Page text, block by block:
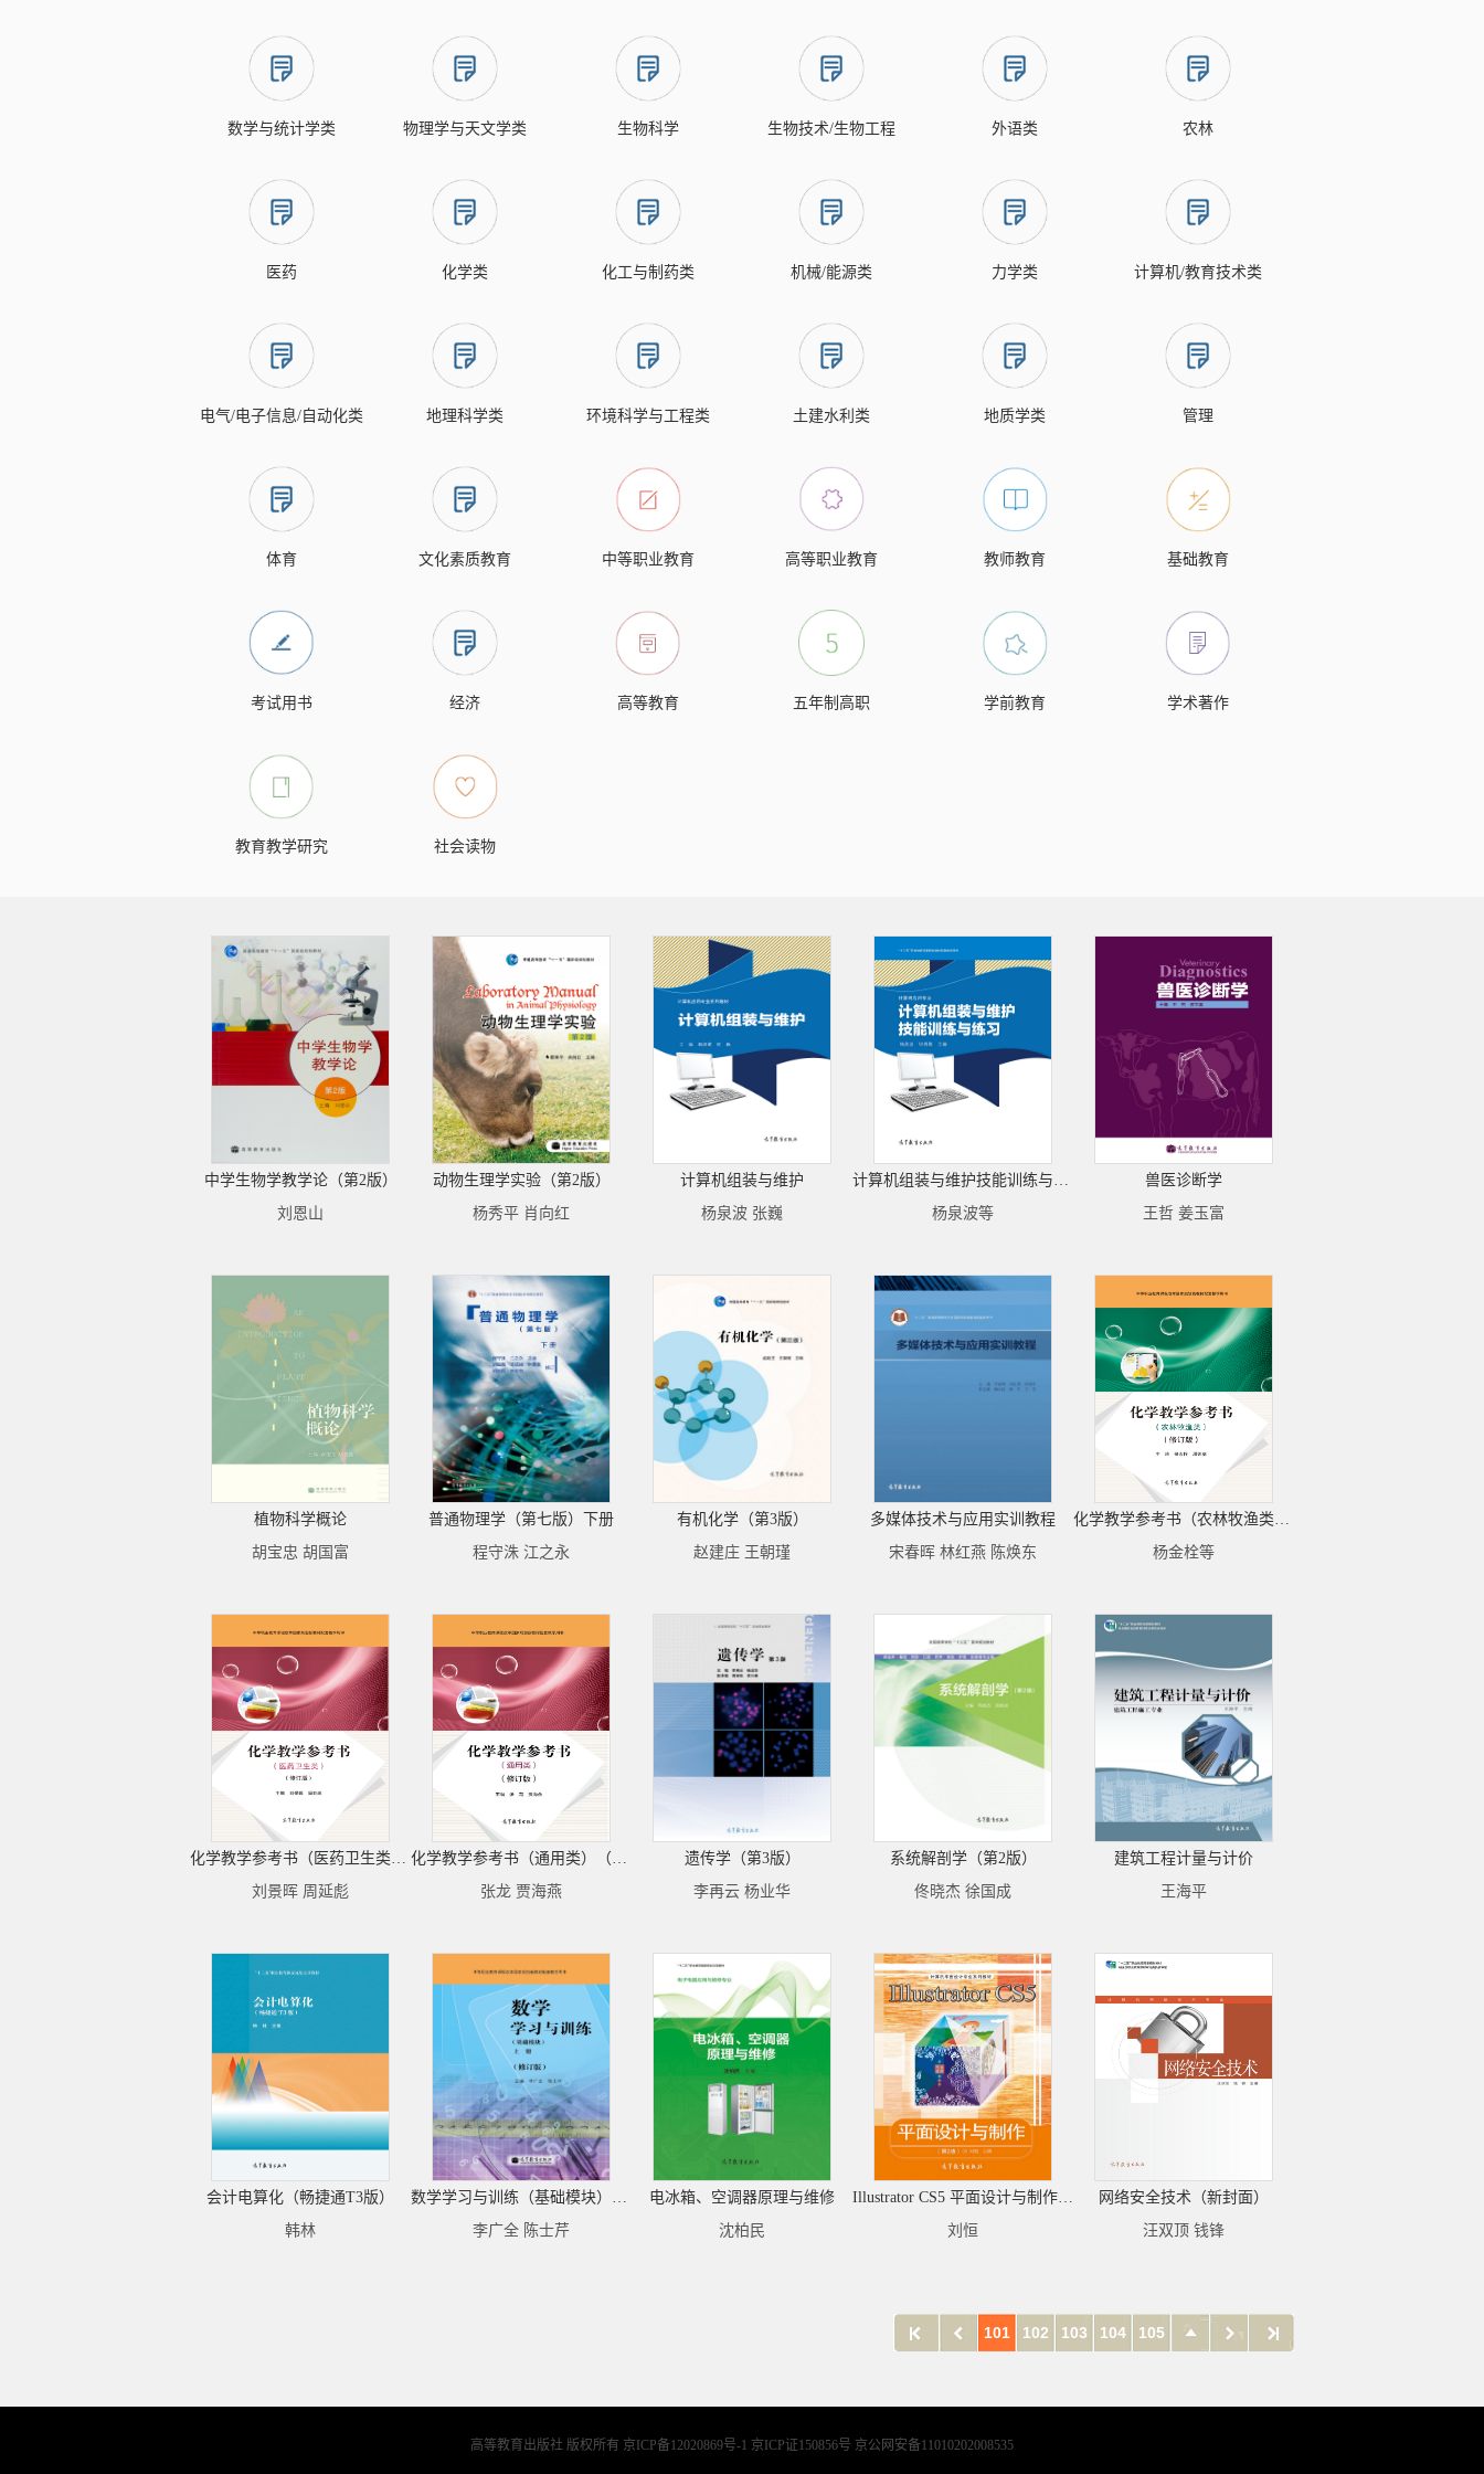
数学与统计学类 物理学与天文学类 生物科学 生物技术/生物工程 外语类 农林
医药 化学类 化工与制药类 机械/能源类 力学类 计算机/教育技术类
电气/电子信息/自动化类 地理科学类 环境科学与工程类 土建水利类 地质学类 管理
体育 文化素质教育 中等职业教育 高等职业教育 教师教育 基础教育
考试用书 经济 高等教育 五年制高职 学前教育 学术著作
教育教学研究 社会读物
中学生物学教学论（第2版）
刘恩山
动物生理学实验（第2版）
杨秀平 肖向红
计算机组装与维护
杨泉波 张巍
计算机组装与维护技能训练与练习
杨泉波等
兽医诊断学
王哲 姜玉富
植物科学概论
胡宝忠 胡国富
普通物理学（第七版）下册
程守洙 江之永
有机化学（第3版）
赵建庄 王朝瑾
多媒体技术与应用实训教程
宋春晖 林红燕 陈焕东
化学教学参考书（农林牧渔类）（修订版）
杨金栓等
化学教学参考书（医药卫生类）（修订版）
刘景晖 周延彪
化学教学参考书（通用类）（修订版）
张龙 贾海燕
遗传学（第3版）
李再云 杨业华
系统解剖学（第2版）
佟晓杰 徐国成
建筑工程计量与计价
王海平
会计电算化（畅捷通T3版）
韩林
数学学习与训练（基础模块）（上册）（修订版）
李广全 陈士芹
电冰箱、空调器原理与维修
沈柏民
Illustrator CS5 平面设计与制作（第2版）
刘恒
网络安全技术（新封面）
汪双顶 钱锋
101 102 103 104 105
高等教育出版社 版权所有 京ICP备12020869号-1 京ICP证150856号 京公网安备11010202008535